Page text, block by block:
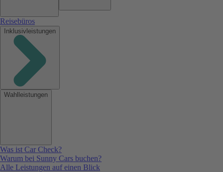
Reisebüros
Inklusivleistungen
Wahlleistungen
Was ist Car Check?
Warum bei Sunny Cars buchen?
Alle Leistungen auf einen Blick